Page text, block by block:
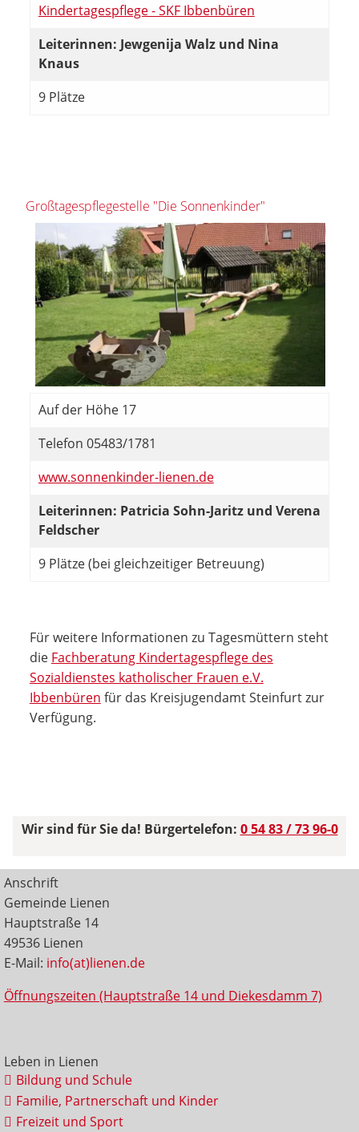
Kindertagespflege - SKF Ibbenbüren
Leiterinnen: Jewgenija Walz und Nina
Knaus
9 Plätze
Großtagespflegestelle "Die Sonnenkinder"
Auf der Höhe 17
Telefon 05483/1781
www.sonnenkinder-lienen.de
Leiterinnen: Patricia Sohn-Jaritz und Verena
Feldscher
9 Plätze (bei gleichzeitiger Betreuung)
Für weitere Informationen zu Tagesmüttern steht
die Fachberatung Kindertagespflege des
Sozialdienstes katholischer Frauen e.V.
Ibbenbüren für das Kreisjugendamt Steinfurt zur
Verfügung.
Wir sind für Sie da! Bürgertelefon: 0 54 83 / 73 96-0
Anschrift
Gemeinde Lienen
Hauptstraße 14
49536 Lienen
E-Mail: info(at)lienen.de
Öffnungszeiten (Hauptstraße 14 und Diekesdamm 7)
Leben in Lienen
Bildung und Schule
Familie, Partnerschaft und Kinder
Freizeit und Sport